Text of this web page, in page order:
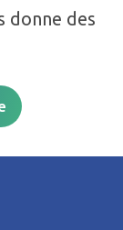
donne des